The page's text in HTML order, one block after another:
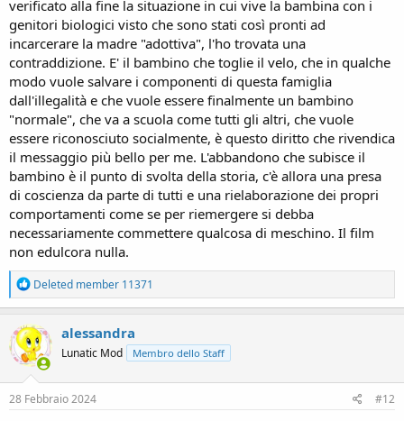
verificato alla fine la situazione in cui vive la bambina con i
genitori biologici visto che sono stati così pronti ad
incarcerare la madre "adottiva", l'ho trovata una
contraddizione. E' il bambino che toglie il velo, che in qualche
modo vuole salvare i componenti di questa famiglia
dall'illegalità e che vuole essere finalmente un bambino
"normale", che va a scuola come tutti gli altri, che vuole
essere riconosciuto socialmente, è questo diritto che rivendica
il messaggio più bello per me. L'abbandono che subisce il
bambino è il punto di svolta della storia, c'è allora una presa
di coscienza da parte di tutti e una rielaborazione dei propri
comportamenti come se per riemergere si debba
necessariamente commettere qualcosa di meschino. Il film
non edulcora nulla.
R
e
a
c
t
i
o
n
s
Deleted member 11371
alessandra
Lunatic Mod Membro dello Staff
28 Febbraio 2024 #12